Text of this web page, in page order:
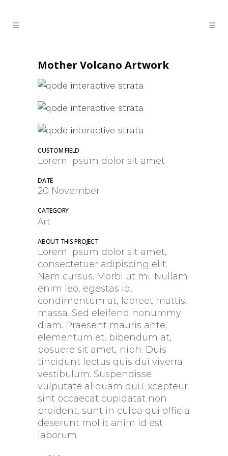
Mother Volcano Artwork
CUSTOM FIELD
Lorem ipsum dolor sit amet
DATE
20 November
CATEGORY
Art
ABOUT THIS PROJECT
Lorem ipsum dolor sit amet,
consectetuer adipiscing elit.
Nam cursus. Morbi ut mi. Nullam
enim leo, egestas id,
condimentum at, laoreet mattis,
massa. Sed eleifend nonummy
diam. Praesent mauris ante,
elementum et, bibendum at,
posuere sit amet, nibh. Duis
tincidunt lectus quis dui viverra
vestibulum. Suspendisse
vulputate aliquam dui.Excepteur
sint occaecat cupidatat non
proident, sunt in culpa qui officia
deserunt mollit anim id est
laborum